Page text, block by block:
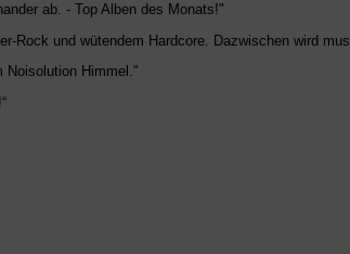
ab. - Top Alben des Monats!"
Rock und wütendem Hardcore. Dazwischen wird
Noisolution Himmel."